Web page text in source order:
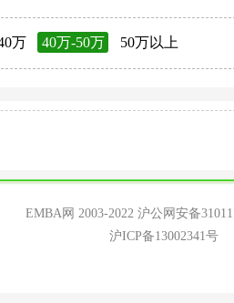
万 40万-50万 50万以上
EMBA网 2003-2022 沪公网安备
沪ICP备13002341号